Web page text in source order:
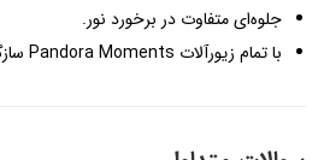
جلوه‌ای متفاوت در برخورد نور.
با تمام زیورآلات Pandora Moments سازگار است.